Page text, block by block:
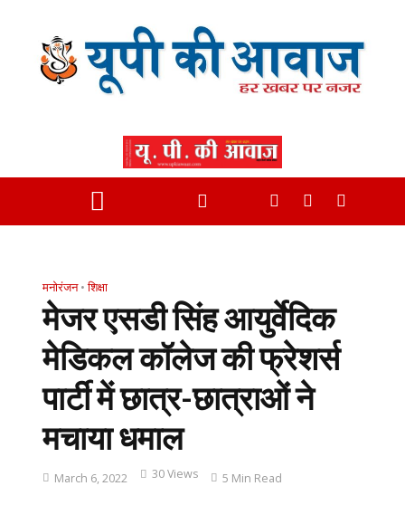
मनोरंजन • शिक्षा
मेजर एसडी सिंह आयुर्वेदिक
मेडिकल कॉलेज की फ्रेशर्स
पार्टी में छात्र-छात्राओं ने
मचाया धमाल
March 6, 2022 30 Views 5 Min Read